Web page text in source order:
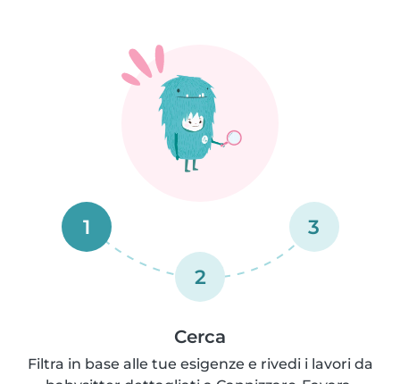
1
2
3
Cerca
Filtra in base alle tue esigenze e rivedi i lavori da